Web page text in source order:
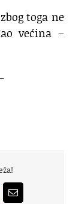
toga ne
većina –
Email